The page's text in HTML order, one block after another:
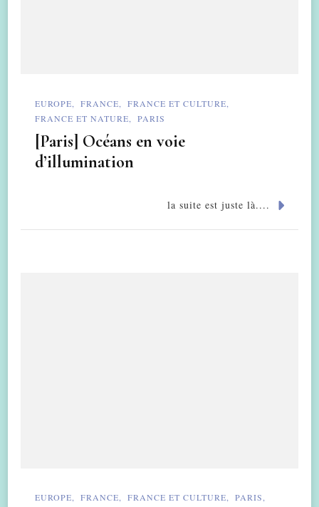
EUROPE FRANCE
FRANCE ET CULTURE
FRANCE ET NATURE
PARIS
[Paris] Océans en voie
d’illumination
la suite est juste là....
EUROPE FRANCE FRANCE ET CULTURE
PARIS